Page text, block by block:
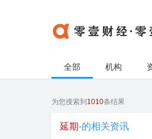
全部 机构
为您搜索到 1010条结果
延期-的相关资讯